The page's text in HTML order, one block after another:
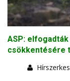
ASP:
csökkentésére